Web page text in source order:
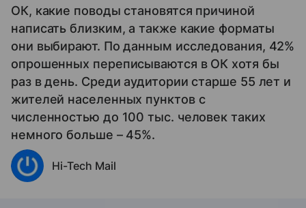
ОК, какие поводы становятся причиной
написать близким, а также какие форматы
они выбирают. По данным исследования, 42%
опрошенных переписываются в ОК хотя бы
раз в день. Среди аудитории старше 55 лет и
жителей населенных пунктов с
численностью до 100 тыс. человек таких
немного больше – 45%.
Hi-Tech Mail